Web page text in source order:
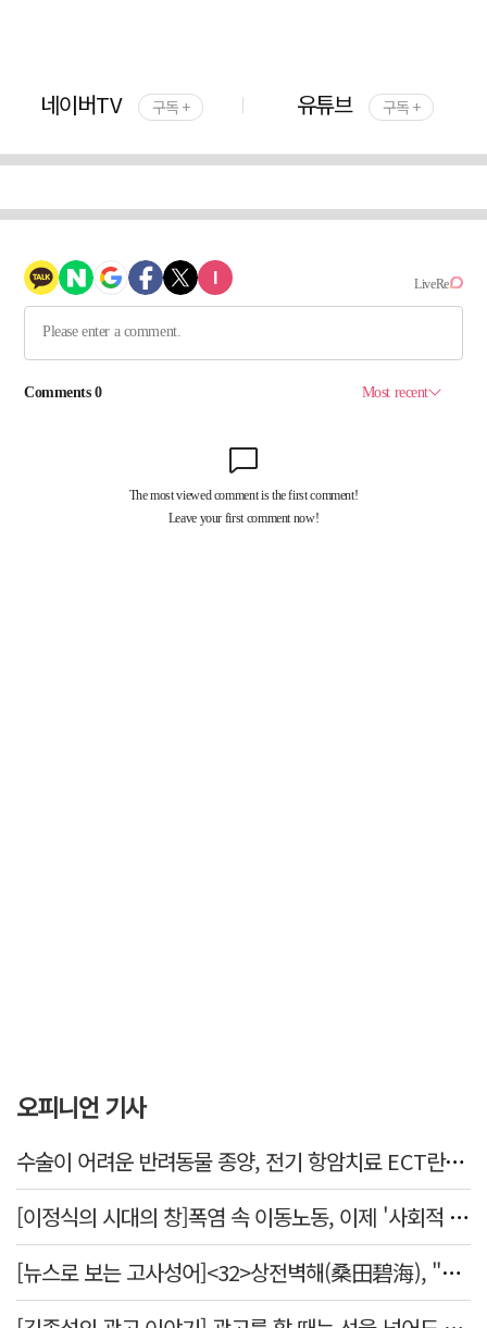
네이버TV 구독 + 유튜브 구독 +
오피니언 기사
수술이 어려운 반려동물 종양, 전기 항암치료 ECT란? [반려동물 건강톡톡]
[이정식의 시대의 창]폭염 속 이동노동, 이제 '사회적 위험 관리'로 전환할 때
[뉴스로 보는 고사성어]<32>상전벽해(桑田碧海), "뽕나무밭이 푸른 바다가 되었다."